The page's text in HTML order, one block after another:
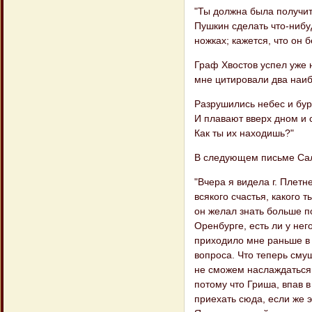
"Ты должна была
Пушкин сделать что-
ножках; кажется, что он
Граф Хвостов успел
мне цитировали два
Разрушились небес и
И плавают вверх дном и
Как ты их находишь?"
В следующем письме
"Вчера я видела г.
всякого счастья,
он желал знать больше
Оренбурге, есть ли у
приходило мне раньше в
вопроса. Что теперь
не сможем
потому что Гриша, впав
приехать сюда, если же